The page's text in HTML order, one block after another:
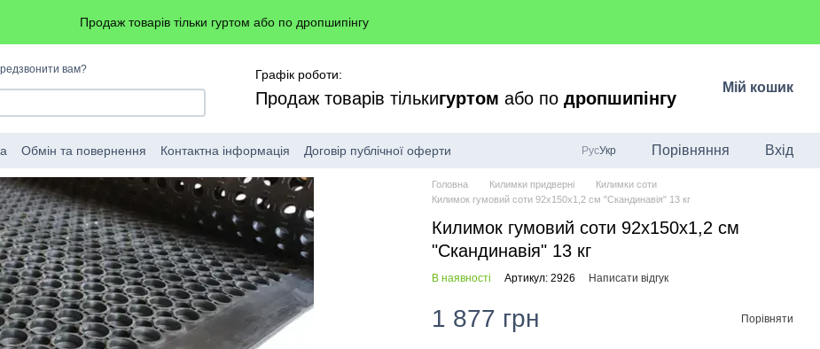
Продаж товарів тільки гуртом або по дропшипінгу
вам? Графік роботи:
Продаж товарів тількигуртом або по дропшипінгу
Мій кошик
Обмін та повернення Контактна інформація Договір публічної оферти РусУкр Порівняння Вхід
Головна Килимки придверні
Килимки соти
Килимок гумовий соти 92x150x1,2 см "Скандинавія" 13 кг
Килимок гумовий соти 92x150x1,2 см
"Скандинавія" 13 кг
В наявності Артикул: 2926 Написати відгук
1 877 грн Порівняти